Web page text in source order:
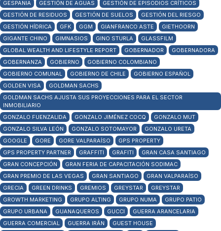
GESPANIA
GESTIÓN DE AGUAS
GESTIÓN DE EPISODIOS CRÍTICOS
GESTIÓN DE RESIDUOS
GESTIÓN DE SUELOS
GESTIÓN DEL RIESGO
GESTIÓN HÍDRICA
GFK GGM GIANFRANCO ASTE
GIETHOORN
GIGANTE CHINO
GIMNASIOS GINO STURLA
GLASSFILM
GLOBAL WEALTH AND LIFESTYLE REPORT
GOBERNADOR
GOBERNADORA
GOBERNANZA
GOBIERNO
GOBIERNO COLOMBIANO
GOBIERNO COMUNAL
GOBIERNO DE CHILE
GOBIERNO ESPAÑOL
GOLDEN VISA
GOLDMAN SACHS
GOLDMAN SACHS AJUSTA SUS PROYECCIONES PARA EL SECTOR
INMOBILIARIO
GONZALO FUENZALIDA
GONZALO JIMÉNEZ COCQ
GONZALO MUT
GONZALO SILVA LEÓN
GONZALO SOTOMAYOR
GONZALO URETA
GOOGLE
GORE GORE VALPARAÍSO
GPS PROPERTY
GPS PROPERTY PARTNER
GRAFFITI GRAFITI
GRAN CASA SANTIAGO
GRAN CONCEPCIÓN
GRAN FERIA DE CAPACITACIÓN SODIMAC
GRAN PREMIO DE LAS VEGAS
GRAN SANTIAGO
GRAN VALPARAÍSO
GRECIA
GREEN DRINKS GREMIOS GREYSTAR
GREYSTAR
GROWTH MARKETING
GRUPO ALTING GRUPO NUMA
GRUPO PATIO
GRUPO URBANA
GUANAQUEROS GUCCI
GUERRA ARANCELARIA
GUERRA COMERCIAL
GUERRA IRÁN
GUEST HOUSE